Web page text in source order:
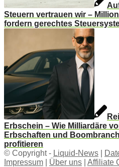
Steuern vertrauen wir –
fordern gerechtes
Erbschein – Wie Milliardäre
Erbschaften und
profitieren
© Copyright - Liquid-News
Impressum
Über uns Affiliate